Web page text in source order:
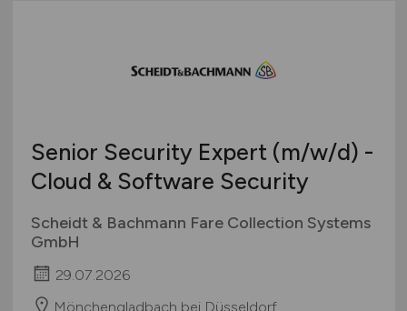
Senior Security Expert (m/w/d) -
Cloud & Software Security
Scheidt & Bachmann Fare Collection Systems
GmbH
29.07.2026
Mönchengladbach bei Düsseldorf